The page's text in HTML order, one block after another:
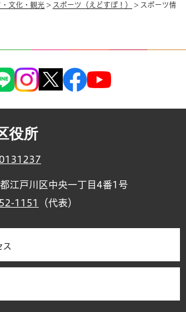
・文化・観光 > スポーツ（えどすぽ！） > スポーツ情
役所
江戸川区中央一丁目4番1号
1151 （代表）
ス